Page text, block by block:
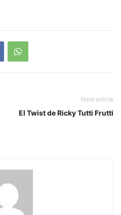
Next article
El Twist de Ricky Tutti Frutti